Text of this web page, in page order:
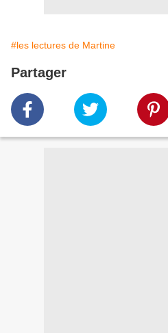
#les lectures de Martine
Partager